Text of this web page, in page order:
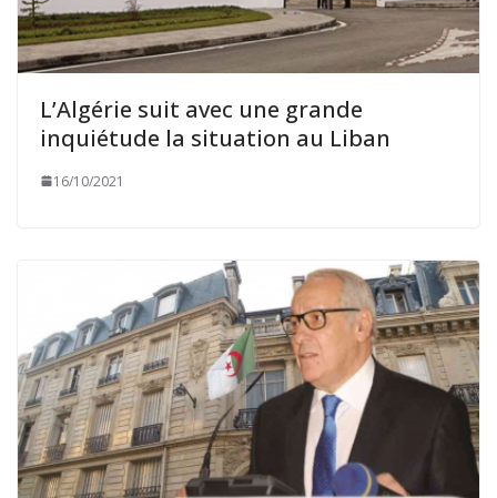
L’Algérie suit avec une grande
inquiétude la situation au Liban
16/10/2021